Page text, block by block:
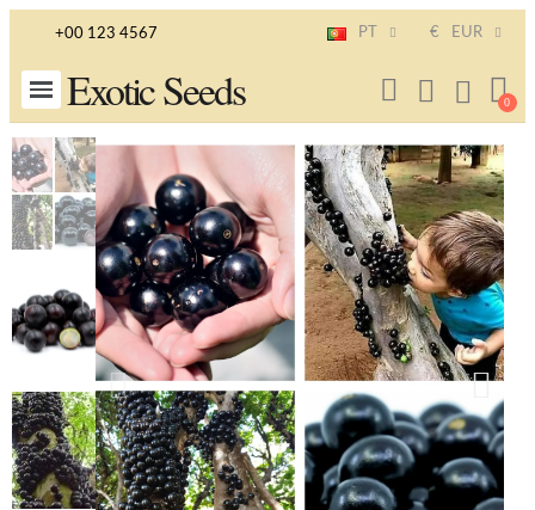
+00 123 4567 PT € EUR
Exotic Seeds